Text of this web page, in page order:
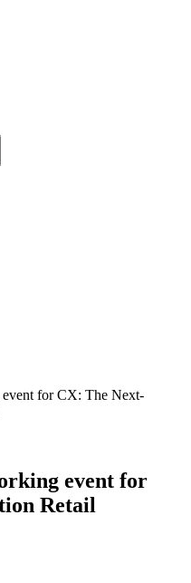
for CX: The Next-
event for
Retail